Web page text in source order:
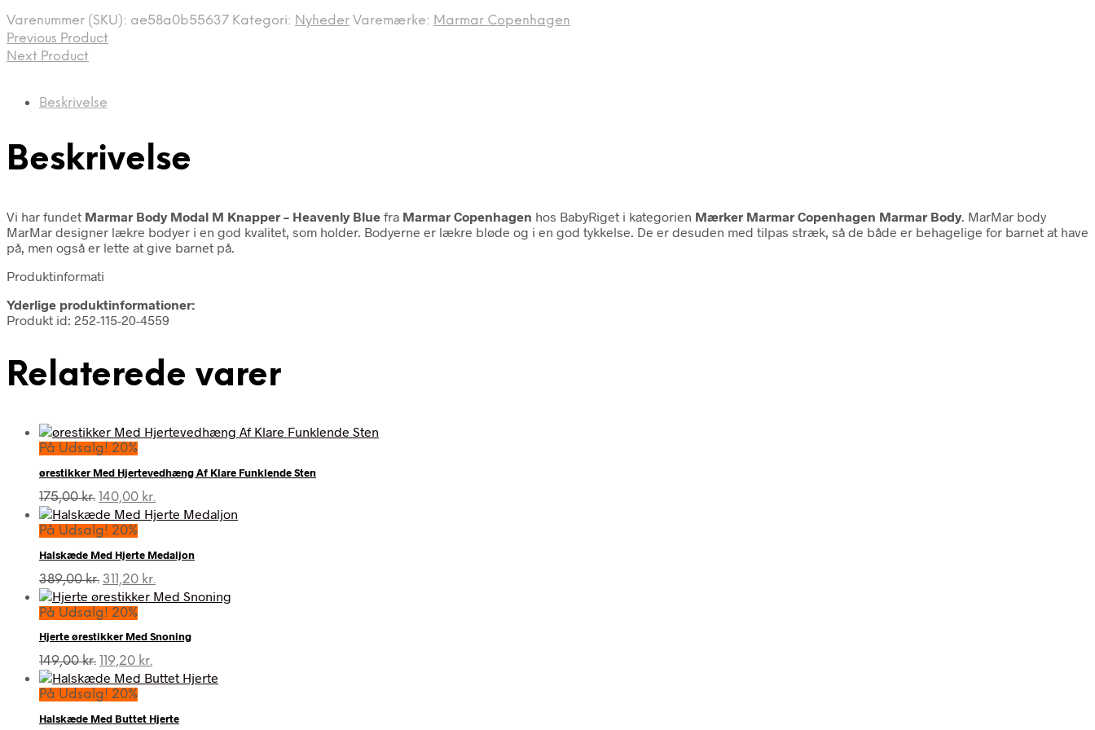
249,00 kr..124,00 kr..
Varenummer (SKU): ae58a0b55637 Kategori: Nyheder Varemærke: Marmar Copenhagen
Previous Product
Next Product
Beskrivelse
Beskrivelse
Vi har fundet Marmar Body Modal M Knapper – Heavenly Blue fra Marmar Copenhagen hos BabyRiget i kategorien Mærker Marmar Copenhagen Marmar Body. MarMar body
MarMar designer lækre bodyer i en god kvalitet, som holder. Bodyerne er lækre bløde og i en god tykkelse. De er desuden med tilpas stræk, så de både er behagelige for barnet at have
på, men også er lette at give barnet på.
Produktinformati
Yderlige produktinformationer:
Produkt id: 252-115-20-4559
Relaterede varer
På Udsalg! 20%
ørestikker Med Hjertevedhæng Af Klare Funklende Sten
175,00kr. Den
oprindelige
pris
175,00 kr..
140,00 kr.
aktuelle
140,00 kr..
På Udsalg! 20%
Halskæde Med Hjerte Medaljon
389,00kr. Den
oprindelige
pris
389,00 kr..
311,20 kr.
aktuelle
311,20 kr..
På Udsalg! 20%
Hjerte ørestikker Med Snoning
149,00kr. Den
oprindelige
pris
149,00 kr..
119,20 kr.
aktuelle
119,20 kr..
På Udsalg! 20%
Halskæde Med Buttet Hjerte